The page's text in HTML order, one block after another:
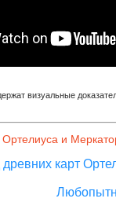
визуальные
Ортелиуса и
карт